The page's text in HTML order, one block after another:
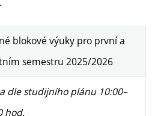
blokové výuky pro první a
semestru 2025/2026
dle studijního plánu 10:00–
hod.